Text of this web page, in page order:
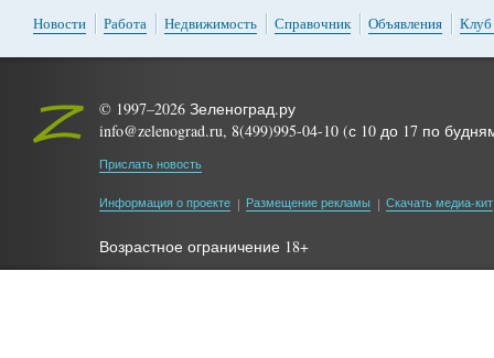
Новости Работа Недвижимость Справочник Объявления Клуб
© 1997–2026 Зеленоград.ру
info@zelenograd.ru, 8(499)995-04-10 (с 10 до 17 по
Прислать новость
Информация о проекте Размещение рекламы Скачать медиа-кит
Возрастное ограничение 18+